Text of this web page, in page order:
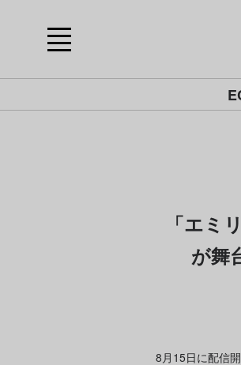
「エミ
が舞
8月15日に配信